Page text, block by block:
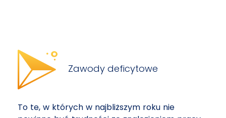
Zawody deficytowe
To te, w których w najbliższym roku nie